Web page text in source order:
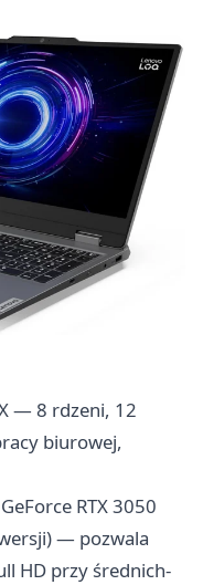
— 8 rdzeni, 12
biurowej,
RTX 3050
— pozwala
HD przy średnich-